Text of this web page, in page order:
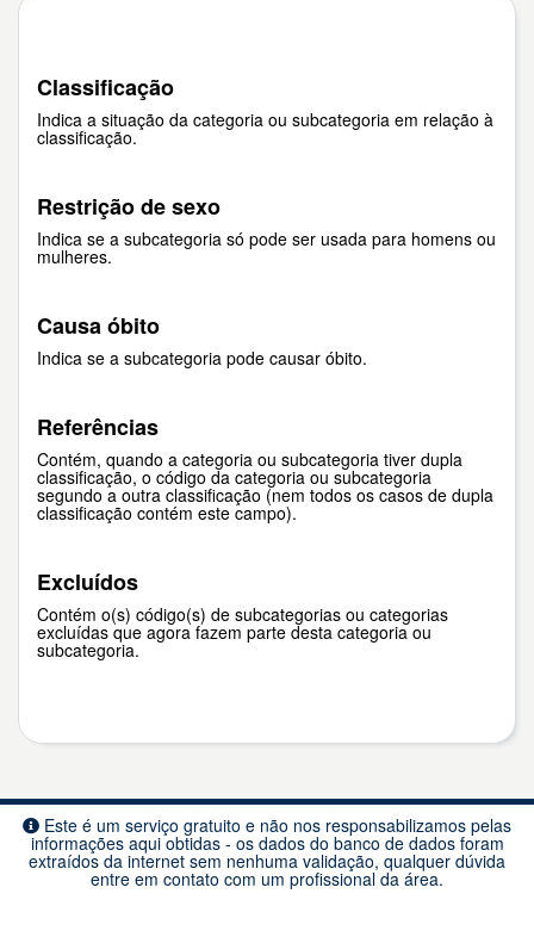
Classificação
Indica a situação da categoria ou subcategoria em relação à
classificação.
Restrição de sexo
Indica se a subcategoria só pode ser usada para homens ou
mulheres.
Causa óbito
Indica se a subcategoria pode causar óbito.
Referências
Contém, quando a categoria ou subcategoria tiver dupla
classificação, o código da categoria ou subcategoria
segundo a outra classificação (nem todos os casos de dupla
classificação contém este campo).
Excluídos
Contém o(s) código(s) de subcategorias ou categorias
excluídas que agora fazem parte desta categoria ou
subcategoria.
Este é um serviço gratuito e não nos responsabilizamos pelas
informações aqui obtidas - os dados do banco de dados foram
extraídos da internet sem nenhuma validação, qualquer dúvida
entre em contato com um profissional da área.